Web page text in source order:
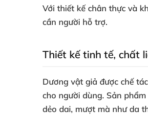
Với thiết kế chân thực và
cần người hỗ trợ.
Thiết kế tinh tế, chất
Dương vật giả được chế
cho người dùng. Sản
dẻo dai, mượt mà như da